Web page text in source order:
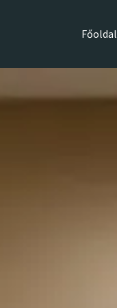
Főoldal